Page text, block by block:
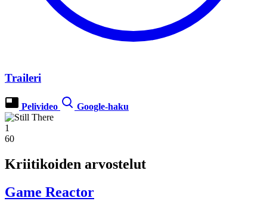
Traileri
Pelivideo Google-haku
1
60
Kriitikoiden arvostelut
Game Reactor